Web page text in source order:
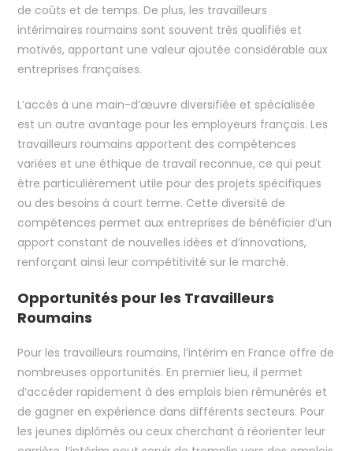
de coûts et de temps. De plus, les travailleurs
intérimaires roumains sont souvent très qualifiés et
motivés, apportant une valeur ajoutée considérable aux
entreprises françaises.
L’accès à une main-d’œuvre diversifiée et spécialisée
est un autre avantage pour les employeurs français. Les
travailleurs roumains apportent des compétences
variées et une éthique de travail reconnue, ce qui peut
être particulièrement utile pour des projets spécifiques
ou des besoins à court terme. Cette diversité de
compétences permet aux entreprises de bénéficier d’un
apport constant de nouvelles idées et d’innovations,
renforçant ainsi leur compétitivité sur le marché.
Opportunités pour les Travailleurs
Roumains
Pour les travailleurs roumains, l’intérim en France offre de
nombreuses opportunités. En premier lieu, il permet
d’accéder rapidement à des emplois bien rémunérés et
de gagner en expérience dans différents secteurs. Pour
les jeunes diplômés ou ceux cherchant à réorienter leur